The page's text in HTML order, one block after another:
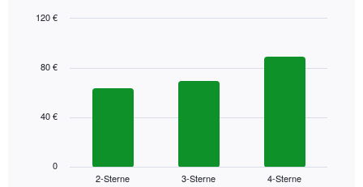
Das
die
with
Das
zeigt
2-Sterne 3-Sterne 4-Sterne
0
40 €
80 €
120 €